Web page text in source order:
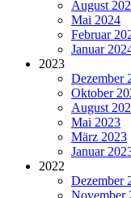
August
Mai 2024
Februar
Januar
2023
Dezember
Oktober
August
Mai 2023
März 2023
Januar
2022
Dezember
November